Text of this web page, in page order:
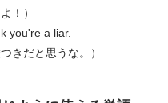
！）
you're a liar.
きだと思うな。）